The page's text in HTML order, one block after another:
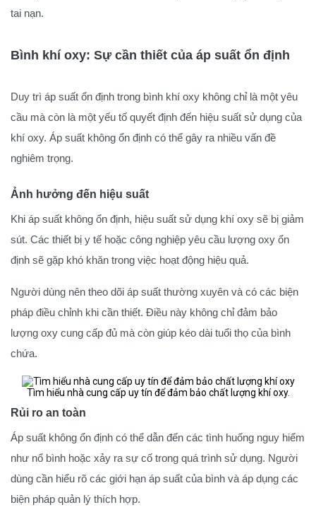
tai nạn.
Bình khí oxy: Sự cần thiết của áp suất ổn định
Duy trì áp suất ổn định trong bình khí oxy không chỉ là một yêu
cầu mà còn là một yếu tố quyết định đến hiệu suất sử dụng của
khí oxy. Áp suất không ổn định có thể gây ra nhiều vấn đề
nghiêm trọng.
Ảnh hưởng đến hiệu suất
Khi áp suất không ổn định, hiệu suất sử dụng khí oxy sẽ bị giảm
sút. Các thiết bị y tế hoặc công nghiệp yêu cầu lượng oxy ổn
định sẽ gặp khó khăn trong việc hoạt động hiệu quả.
Người dùng nên theo dõi áp suất thường xuyên và có các biện
pháp điều chỉnh khi cần thiết. Điều này không chỉ đảm bảo
lượng oxy cung cấp đủ mà còn giúp kéo dài tuổi thọ của bình
chứa.
Tìm hiểu nhà cung cấp uy tín để đảm bảo chất lượng khí oxy.
Rủi ro an toàn
Áp suất không ổn định có thể dẫn đến các tình huống nguy hiểm
như nổ bình hoặc xảy ra sự cố trong quá trình sử dụng. Người
dùng cần hiểu rõ các giới hạn áp suất của bình và áp dụng các
biện pháp quản lý thích hợp.